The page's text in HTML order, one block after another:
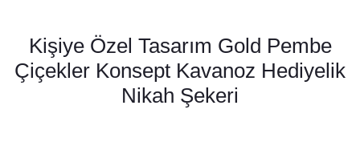
Kişiye Özel Tasarım Gold Pembe
Çiçekler Konsept Kavanoz Hediyelik
Nikah Şekeri